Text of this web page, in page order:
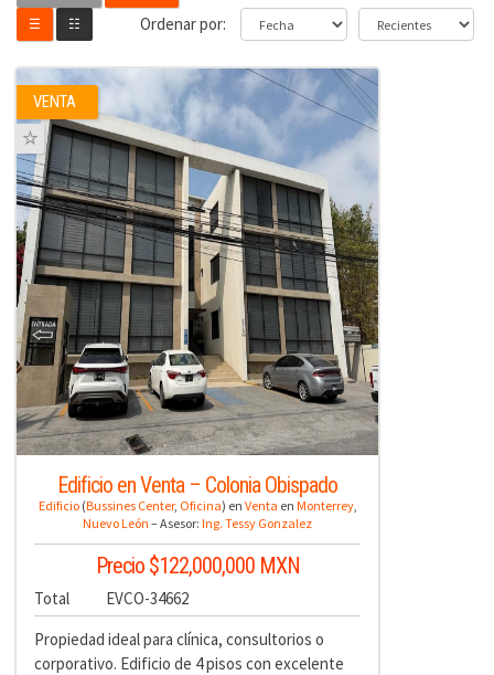
☰ ☷ Ordenar por:
VENTA
Edificio en Venta – Colonia Obispado
Edificio(Bussines Center, Oficina) en Venta en Monterrey,
Nuevo León – Asesor: Ing. Tessy Gonzalez
Precio $122,000,000 MXN
Total
EVCO-34662
Propiedad ideal para clínica, consultorios o
corporativo. Edificio de 4 pisos con excelente